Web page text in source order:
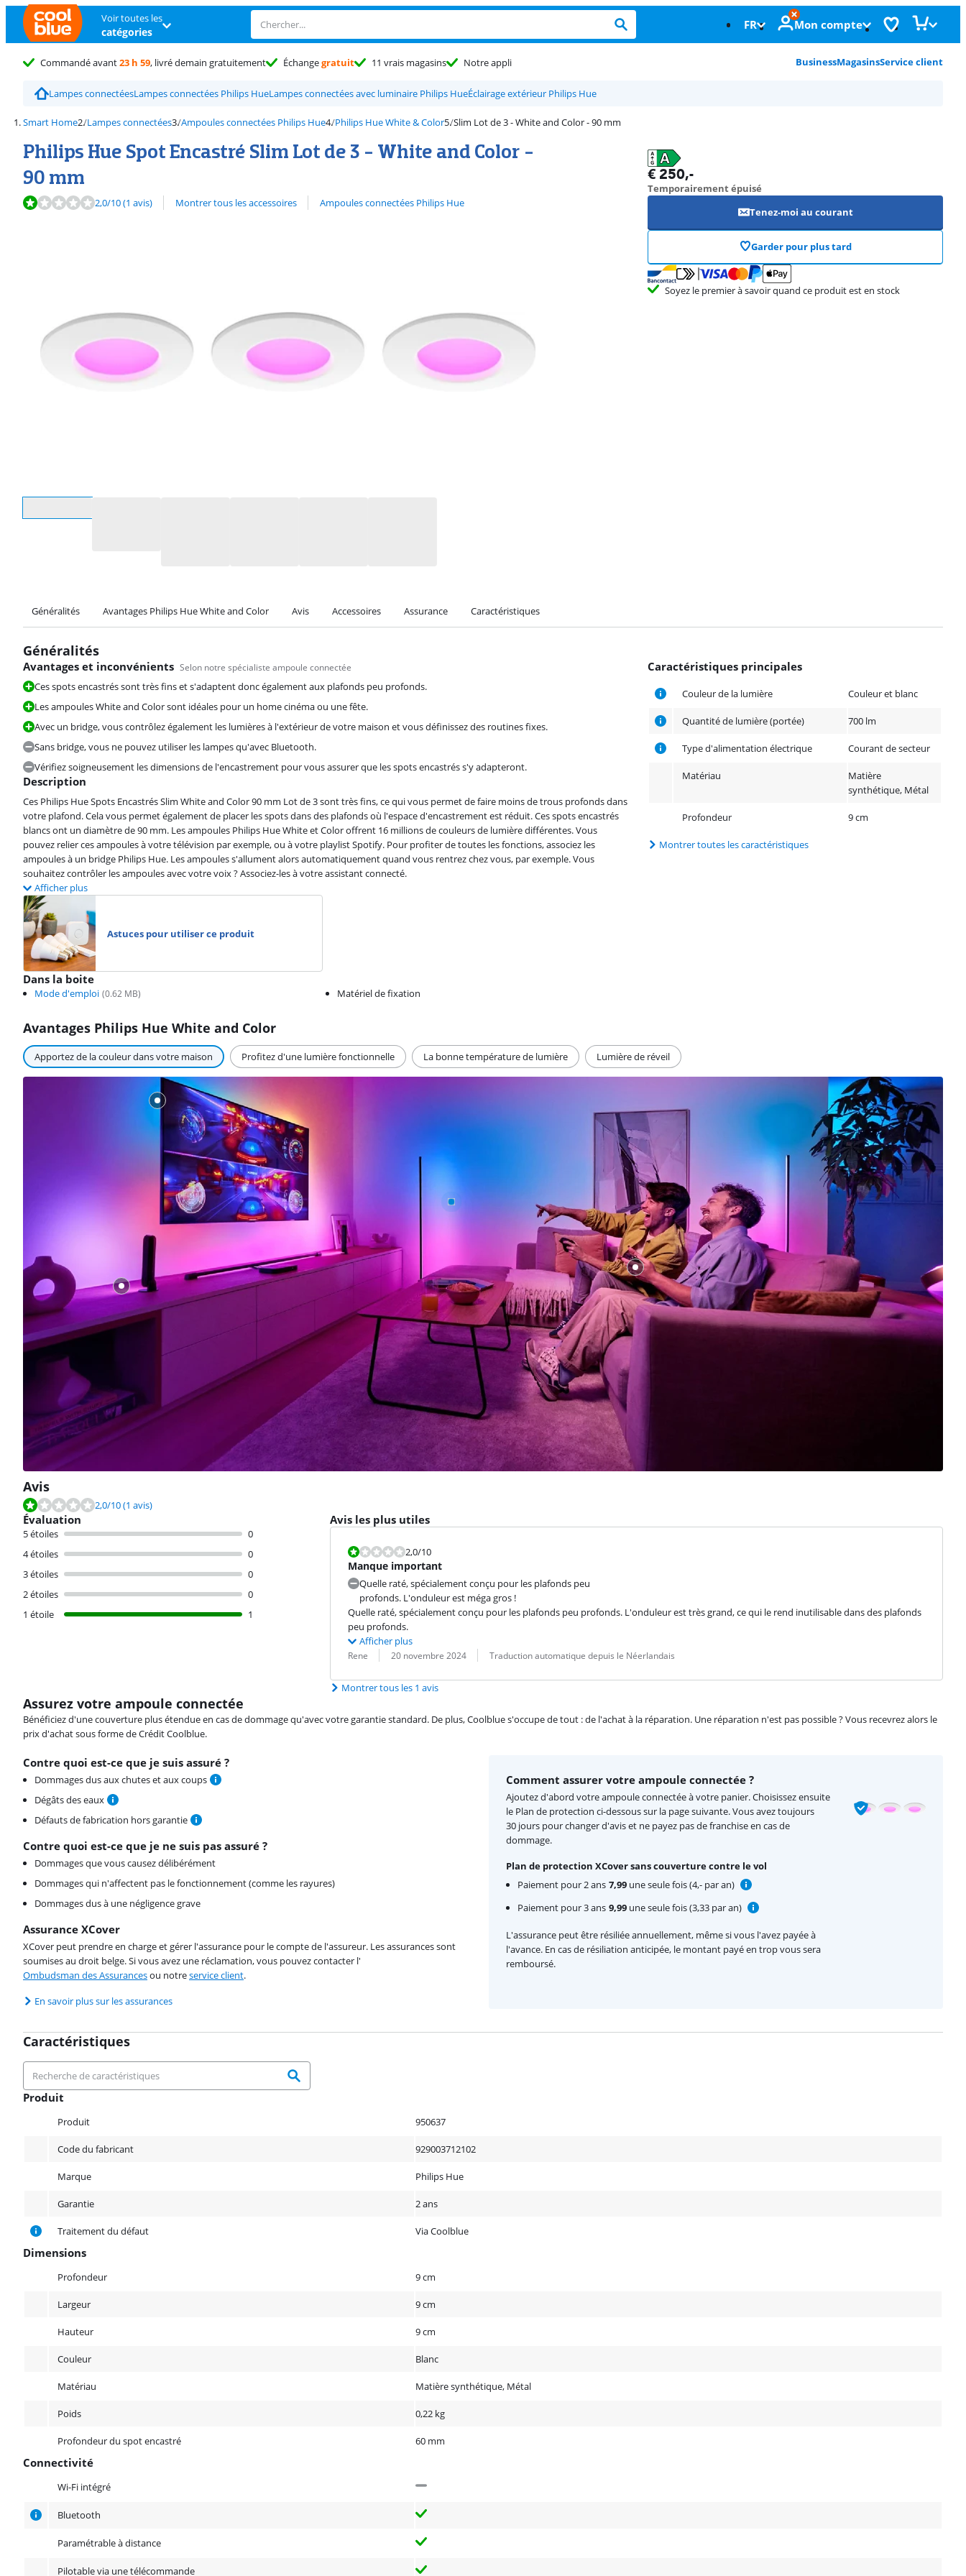
Voir toutes les
catégories FR Mon compte
Commandé avant23 h 59, livré demain gratuitement Échangegratuit 11 vrais magasins Notre appli BusinessMagasinsService client
Lampes connectéesLampes connectées Philips HueLampes connectées avec luminaire Philips HueÉclairage extérieur Philips Hue
Smart Home Lampes connectées Ampoules connectées Philips Hue Philips Hue White & Color Slim Lot de 3 - White and Color - 90 mm
Philips Hue Spot Encastré Slim Lot de 3 - White and Color -
90 mm
La note est de 2,0 sur 10, basée sur 1 avis.
2,0/10(1 avis) Montrer tous les accessoires
Découvrez l'ensemble des Ampoules connectées Philips Hue
€ 250,-
Temporairement épuisé
Tenez-moi au courant
Garder pour plus tard
Soyez le premier à savoir quand ce produit est en stock
Généralités Avantages Philips Hue White and Color Avis Accessoires Assurance Caractéristiques
Généralités
Caractéristiques principales
Couleur de la lumière Couleur et blanc
Quantité de lumière (portée) 700 lm
Type d'alimentation électrique Courant de secteur
Matériau
Matière
synthétique, Métal
Profondeur 9 cm
Montrer toutes les caractéristiques
Avantages et inconvénients Selon notre spécialiste ampoule connectée
Ces spots encastrés sont très fins et s'adaptent donc également aux plafonds peu profonds.
Les ampoules White and Color sont idéales pour un home cinéma ou une fête.
Avec un bridge, vous contrôlez également les lumières à l'extérieur de votre maison et vous définissez des routines fixes.
Sans bridge, vous ne pouvez utiliser les lampes qu'avec Bluetooth.
Vérifiez soigneusement les dimensions de l'encastrement pour vous assurer que les spots encastrés s'y adapteront.
Description
Ces Philips Hue Spots Encastrés Slim White and Color 90 mm Lot de 3 sont très fins, ce qui vous permet de faire moins de trous profonds dans
votre plafond. Cela vous permet également de placer les spots dans des plafonds où l'espace d'encastrement est réduit. Ces spots encastrés
blancs ont un diamètre de 90 mm. Les ampoules Philips Hue White et Color offrent 16 millions de couleurs de lumière différentes. Vous
pouvez relier ces ampoules à votre télévision par exemple, ou à votre playlist Spotify. Pour profiter de toutes les fonctions, associez les
ampoules à un bridge Philips Hue. Les ampoules s'allument alors automatiquement quand vous rentrez chez vous, par exemple. Vous
souhaitez contrôler les ampoules avec votre voix ? Associez-les à votre assistant connecté.
Afficher plus
Astuces pour utiliser ce produit
Dans la boite
Mode d'emploi (0.62 MB) Matériel de fixation
Avantages Philips Hue White and Color
Apportez de la couleur dans votre maison Profitez d'une lumière fonctionnelle La bonne température de lumière Lumière de réveil
Avis
La note est de 2,0 sur 10, basée sur 1 avis.
2,0/10(1 avis)
Évaluation
5 étoiles
0
4 étoiles
0
3 étoiles
0
2 étoiles
0
1 étoile
1
Avis les plus utiles
La note est 2,0 sur 10.
2,0/10
Manque important
Quelle raté, spécialement conçu pour les plafonds peu
profonds. L'onduleur est méga gros !
Quelle raté, spécialement conçu pour les plafonds peu profonds. L'onduleur est très grand, ce qui le rend inutilisable dans des plafonds
peu profonds.
Afficher plus
Évaluation par :
Rene
Date : 20 novembre 2024
Traduction : Traduction automatique depuis le Néerlandais
Montrer tous les 1 avis
Assurez votre ampoule connectée
Bénéficiez d'une couverture plus étendue en cas de dommage qu'avec votre garantie standard. De plus, Coolblue s'occupe de tout : de l'achat à la réparation. Une réparation n'est pas possible ? Vous recevrez alors le
prix d'achat sous forme de Crédit Coolblue.
Contre quoi est-ce que je suis assuré ?
Dommages dus aux chutes et aux coups
Dégâts des eaux
Défauts de fabrication hors garantie
Contre quoi est-ce que je ne suis pas assuré ?
Dommages que vous causez délibérément
Dommages qui n'affectent pas le fonctionnement (comme les rayures)
Dommages dus à une négligence grave
Assurance XCover
XCover peut prendre en charge et gérer l'assurance pour le compte de l'assureur. Les assurances sont
soumises au droit belge. Si vous avez une réclamation, vous pouvez contacter l'
Ombudsman des Assurancesou notreservice client.
En savoir plus sur les assurances
Comment assurer votre ampoule connectée ?
Ajoutez d'abord votre ampoule connectée à votre panier. Choisissez ensuite
le Plan de protection ci-dessous sur la page suivante. Vous avez toujours
30 jours pour changer d'avis et ne payez pas de franchise en cas de
dommage.
Plan de protection XCover sans couverture contre le vol
Paiement pour 2 ans 7,99une seule fois (4,- par an)
Paiement pour 3 ans 9,99une seule fois (3,33 par an)
L'assurance peut être résiliée annuellement, même si vous l'avez payée à
l'avance. En cas de résiliation anticipée, le montant payé en trop vous sera
remboursé.
Caractéristiques
Produit
Produit 950637
Code du fabricant 929003712102
Marque Philips Hue
Garantie 2 ans
Traitement du défaut Via Coolblue
Dimensions
Profondeur 9 cm
Largeur 9 cm
Hauteur 9 cm
Couleur Blanc
Matériau Matière synthétique, Métal
Poids 0,22 kg
Profondeur du spot encastré 60 mm
Connectivité
Wi-Fi intégré
Bluetooth
Paramétrable à distance
Pilotable via une télécommande